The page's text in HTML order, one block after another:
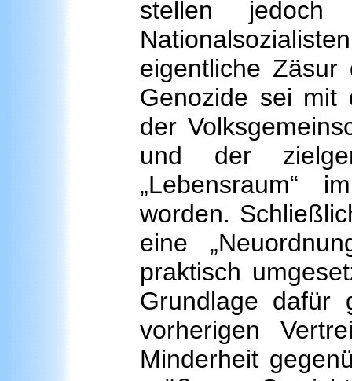
stellen
eigentliche
Genozide sei mit
der
und der
„Lebensraum“
worden.
eine
praktisch
Grundlage dafür
vorherigen
Minderheit